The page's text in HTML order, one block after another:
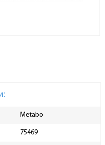
Metabo
75469